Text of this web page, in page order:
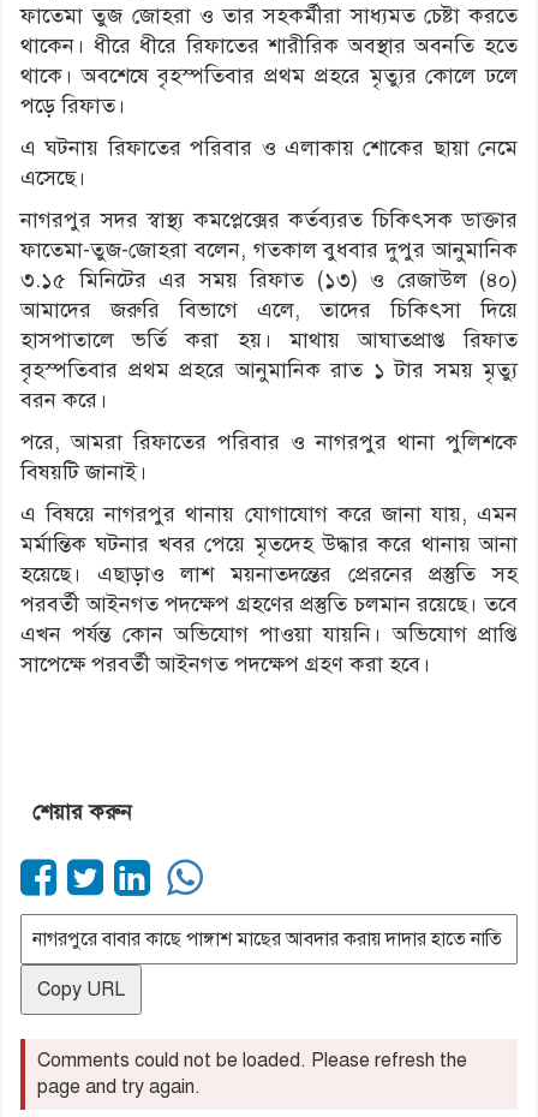
ফাতেমা তুজ জোহরা ও তার সহকর্মীরা সাধ্যমত চেষ্টা করতে
থাকেন। ধীরে ধীরে রিফাতের শারীরিক অবস্থার অবনতি হতে
থাকে। অবশেষে বৃহস্পতিবার প্রথম প্রহরে মৃত্যুর কোলে ঢলে
পড়ে রিফাত।
এ ঘটনায় রিফাতের পরিবার ও এলাকায় শোকের ছায়া নেমে
এসেছে।
নাগরপুর সদর স্বাস্থ্য কমপ্লেক্সের কর্তব্যরত চিকিৎসক ডাক্তার
ফাতেমা-তুজ-জোহরা বলেন, গতকাল বুধবার দুপুর আনুমানিক
৩.১৫ মিনিটের এর সময় রিফাত (১৩) ও রেজাউল (৪০)
আমাদের জরুরি বিভাগে এলে, তাদের চিকিৎসা দিয়ে
হাসপাতালে ভর্তি করা হয়। মাথায় আঘাতপ্রাপ্ত রিফাত
বৃহস্পতিবার প্রথম প্রহরে আনুমানিক রাত ১ টার সময় মৃত্যু
বরন করে।
পরে, আমরা রিফাতের পরিবার ও নাগরপুর থানা পুলিশকে
বিষয়টি জানাই।
এ বিষয়ে নাগরপুর থানায় যোগাযোগ করে জানা যায়, এমন
মর্মান্তিক ঘটনার খবর পেয়ে মৃতদেহ উদ্ধার করে থানায় আনা
হয়েছে। এছাড়াও লাশ ময়নাতদন্তের প্রেরনের প্রস্তুতি সহ
পরবর্তী আইনগত পদক্ষেপ গ্রহণের প্রস্তুতি চলমান রয়েছে। তবে
এখন পর্যন্ত কোন অভিযোগ পাওয়া যায়নি। অভিযোগ প্রাপ্তি
সাপেক্ষে পরবর্তী আইনগত পদক্ষেপ গ্রহণ করা হবে।
শেয়ার করুন
Copy URL
Comments could not be loaded. Please refresh the
page and try again.